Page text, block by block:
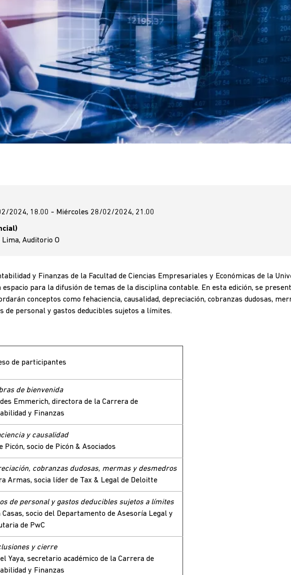
2024, 18.00 - Miércoles 28/02/2024, 21.00
Auditorio O
y Finanzas de la Facultad de Ciencias Empresariales y Económicas de la
espacio para la difusión de temas de la disciplina contable. En esta edición, se
conceptos como fehaciencia, causalidad, depreciación, cobranzas dudosas,
de personal y gastos deducibles sujetos a límites.
de participantes
de bienvenida
Emmerich, directora de la Carrera de
y Finanzas
y causalidad
Picón, socio de Picón & Asociados
cobranzas dudosas, mermas y desmedros
Armas, socia líder de Tax & Legal de Deloitte
de personal y gastos deducibles sujetos a límites
Casas, socio del Departamento de Asesoría Legal y
de PwC
y cierre
Yaya, secretario académico de la Carrera de
y Finanzas